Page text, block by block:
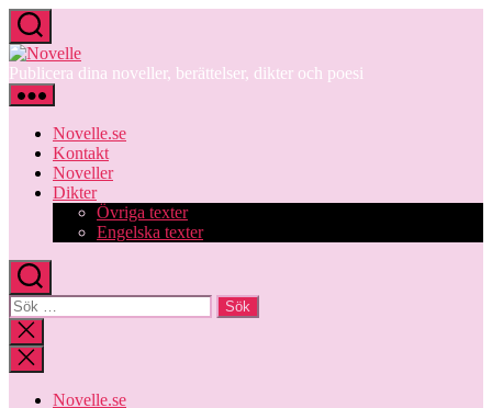
Hoppa
till
innehåll
Novelle
Publicera dina noveller, berättelser, dikter och poesi
Novelle.se
Kontakt
Noveller
Dikter
Övriga texter
Engelska texter
Sök
efter:
Stäng
sökningen
Novelle.se